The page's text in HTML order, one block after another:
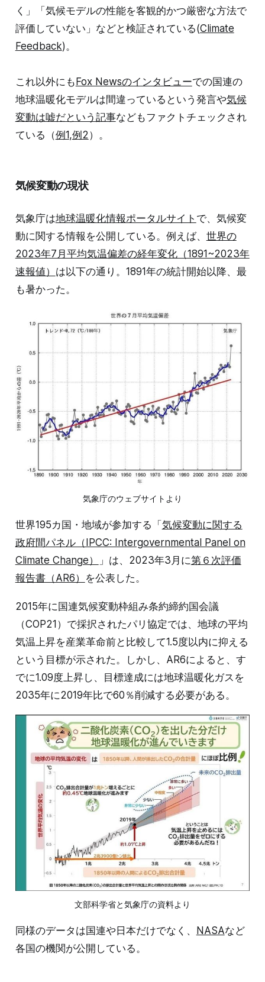
く」「気候モデルの性能を客観的かつ厳密な方法で
評価していない」などと検証されている(Climate
Feedback)。
これ以外にも Fox Newsのインタビューでの国連の
地球温暖化モデルは間違っているという発言や気候
変動は嘘だという記事などもファクトチェックされ
ている（例1,例2）。
気候変動の現状
気象庁は地球温暖化情報ポータルサイト で、気候変
動に関する情報を公開している。例えば、 世界の
2023年7月平均気温偏差の経年変化（1891~2023年
速報値） は以下の通り。1891年の統計開始以降、最
も暑かった。
気象庁のウェブサイトより
世界195カ国・地域が参加する「気候変動に関する
政府間パネル（IPCC: Intergovernmental Panel on
Climate Change）
」は、2023年3月に第６次評価
報告書（AR6）
を公表した。
2015年に国連気候変動枠組み条約締約国会議
（COP21）で採択されたパリ協定では、地球の平均
気温上昇を産業革命前と比較して1.5度以内に抑える
という目標が示された。しかし、AR6によると、す
でに1.09度上昇し、目標達成には地球温暖化ガスを
2035年に2019年比で60％削減する必要がある。
文部科学省と気象庁の資料より
同様のデータは国連や日本だけでなく、 NASAなど
各国の機関が公開している。